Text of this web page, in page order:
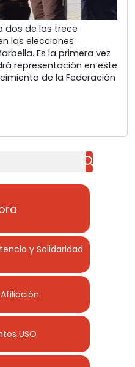
dos de los trece
las elecciones
Es la primera vez
representación en este
de la Federación
y Solidaridad
USO